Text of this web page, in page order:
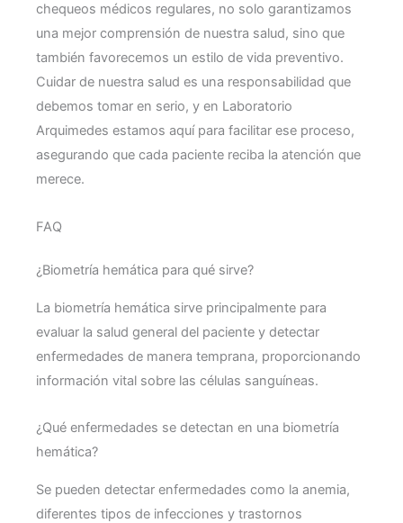
chequeos médicos regulares, no solo garantizamos
una mejor comprensión de nuestra salud, sino que
también favorecemos un estilo de vida preventivo.
Cuidar de nuestra salud es una responsabilidad que
debemos tomar en serio, y en Laboratorio
Arquimedes estamos aquí para facilitar ese proceso,
asegurando que cada paciente reciba la atención que
merece.
FAQ
¿Biometría hemática para qué sirve?
La biometría hemática sirve principalmente para
evaluar la salud general del paciente y detectar
enfermedades de manera temprana, proporcionando
información vital sobre las células sanguíneas.
¿Qué enfermedades se detectan en una biometría
hemática?
Se pueden detectar enfermedades como la anemia,
diferentes tipos de infecciones y trastornos